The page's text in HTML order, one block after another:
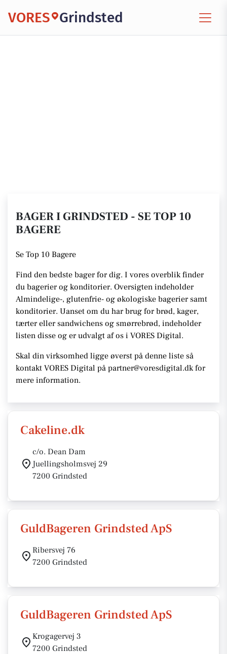
VORES Grindsted
BAGER I GRINDSTED - SE TOP 10
BAGERE
Se Top 10 Bagere
Find den bedste bager for dig. I vores overblik finder
du bagerier og konditorier. Oversigten indeholder
Almindelige-, glutenfrie- og økologiske bagerier samt
konditorier. Uanset om du har brug for brød, kager,
tærter eller sandwichens og smørrebrød, indeholder
listen disse og er udvalgt af os i VORES Digital.
Skal din virksomhed ligge øverst på denne liste så
kontakt VORES Digital på partner@voresdigital.dk for
mere information.
Cakeline.dk
c/o. Dean Dam
Juellingsholmsvej 29
7200 Grindsted
GuldBageren Grindsted ApS
Ribersvej 76
7200 Grindsted
GuldBageren Grindsted ApS
Krogagervej 3
7200 Grindsted